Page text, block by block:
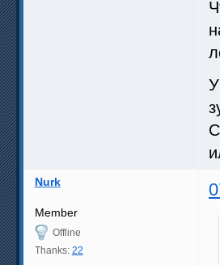
Nurk
Member
Offline
Thanks: 22